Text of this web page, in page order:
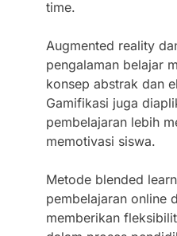
time.
Augmented reality
pengalaman belajar
konsep abstrak dan
Gamifikasi juga
pembelajaran lebih
memotivasi siswa.
Metode blended
pembelajaran online
memberikan